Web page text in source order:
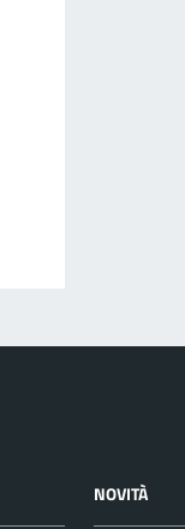
NOVITÀ